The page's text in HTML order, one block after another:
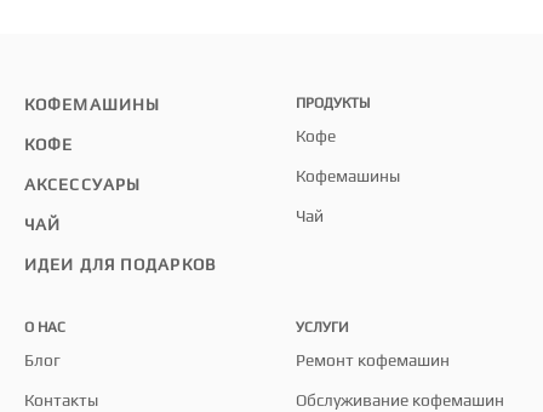
КОФЕМАШИНЫ
КОФЕ
АКСЕССУАРЫ
ЧАЙ
ИДЕИ ДЛЯ ПОДАРКОВ
ПРОДУКТЫ
Кофе
Кофемашины
Чай
О НАС
Блог
Контакты
УСЛУГИ
Ремонт кофемашин
Обслуживание кофемашин